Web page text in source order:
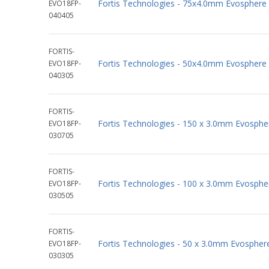
EVO18FP-
040405
Fortis Technologies - 75x4.0mm
FORTIS-
EVO18FP-
040305
Fortis Technologies - 50x4.0mm
FORTIS-
EVO18FP-
030705
Fortis Technologies - 150 x 3.0mm
FORTIS-
EVO18FP-
030505
Fortis Technologies - 100 x 3.0mm
FORTIS-
EVO18FP-
030305
Fortis Technologies - 50 x 3.0mm